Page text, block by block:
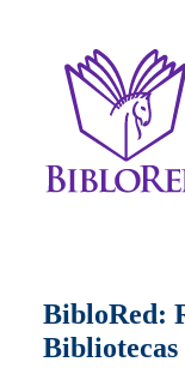
BibloRed:
Bibliotecas